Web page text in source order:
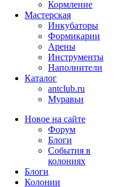
Кормление
Мастерская
Инкубаторы
Формикарии
Арены
Инструменты
Наполнители
Каталог
antclub.ru
Муравьи
Новое на сайте
Форум
Блоги
События в
колониях
Блоги
Колонии